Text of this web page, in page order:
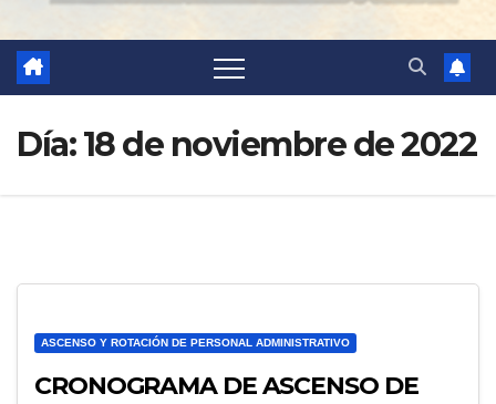
Día:18 de noviembre de 2022
ASCENSO Y ROTACIÓN DE PERSONAL ADMINISTRATIVO
CRONOGRAMA DE ASCENSO DE